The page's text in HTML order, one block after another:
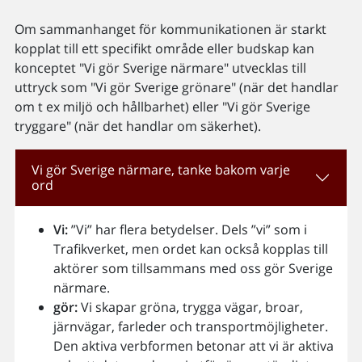
Om sammanhanget för kommunikationen är starkt
kopplat till ett specifikt område eller budskap kan
konceptet "Vi gör Sverige närmare" utvecklas till
uttryck som "Vi gör Sverige grönare" (när det handlar
om t ex miljö och hållbarhet) eller "Vi gör Sverige
tryggare" (när det handlar om säkerhet).
Vi gör Sverige närmare, tanke bakom varje
ord
Vi:”Vi” har flera betydelser. Dels ”vi” som i
Trafikverket, men ordet kan också kopplas till
aktörer som tillsammans med oss gör Sverige
närmare.
gör:Vi skapar gröna, trygga vägar, broar,
järnvägar, farleder och transportmöjligheter.
Den aktiva verbformen betonar att vi är aktiva